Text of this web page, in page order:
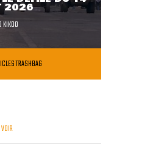
2026
KIKOO
TRASHBAG